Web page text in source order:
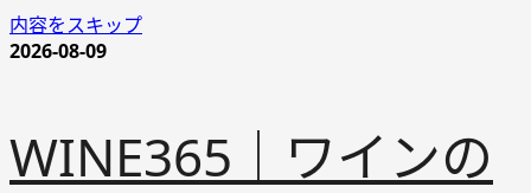
内容をスキップ
2026-08-09
WINE365｜ワインの